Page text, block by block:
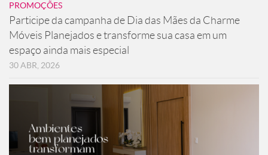
PROMOÇÕES
Participe da campanha de Dia das Mães da Charme
Móveis Planejados e transforme sua casa em um
espaço ainda mais especial
30 ABR, 2026